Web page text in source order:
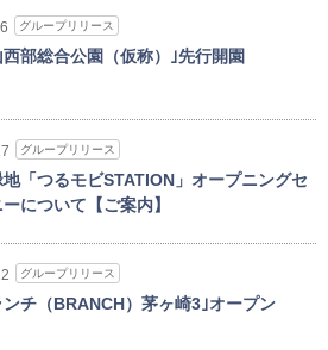
グループリリース
西部総合公園（仮称）｣先行開園
グループリリース
「つるモビSTATION」オープニングセ
について【ご案内】
グループリリース
ンチ（BRANCH）茅ヶ崎3｣オープン